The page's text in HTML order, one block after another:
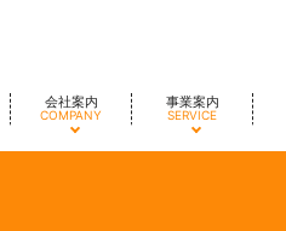
会社案内
COMPANY
事業案内
SERVICE